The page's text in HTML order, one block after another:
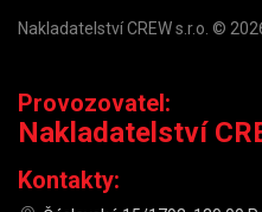
Nakladatelství CREW s.r.o. ©
Provozovatel:
Nakladatelství
Kontakty: